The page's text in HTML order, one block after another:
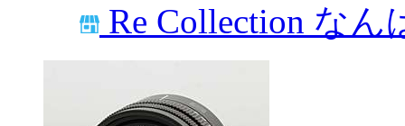
Re Collection なん